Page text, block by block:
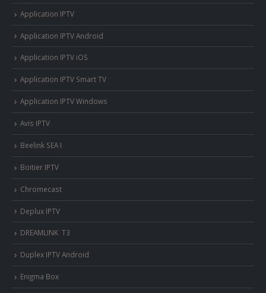
Application IPTV
Application IPTV Android
Application IPTV iOS
Application IPTV Smart TV
Application IPTV Windows
Avis IPTV
Beelink SEA I
Boitier IPTV
Chromecast
Deplux IPTV
DREAMLINK T3
Duplex IPTV Android
Enigma Box